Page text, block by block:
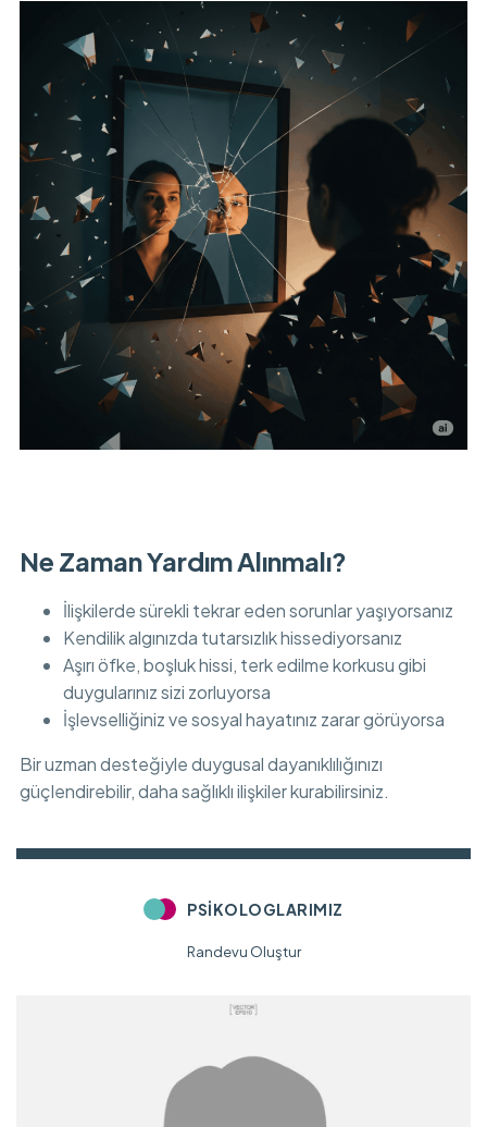
Ne Zaman Yardım Alınmalı?
İlişkilerde sürekli tekrar eden sorunlar yaşıyorsanız
Kendilik algınızda tutarsızlık hissediyorsanız
Aşırı öfke, boşluk hissi, terk edilme korkusu gibi
duygularınız sizi zorluyorsa
İşlevselliğiniz ve sosyal hayatınız zarar görüyorsa
Bir uzman desteğiyle duygusal dayanıklılığınızı
güçlendirebilir, daha sağlıklı ilişkiler kurabilirsiniz.
PSIKOLOGLARIMIZ
Randevu Oluştur